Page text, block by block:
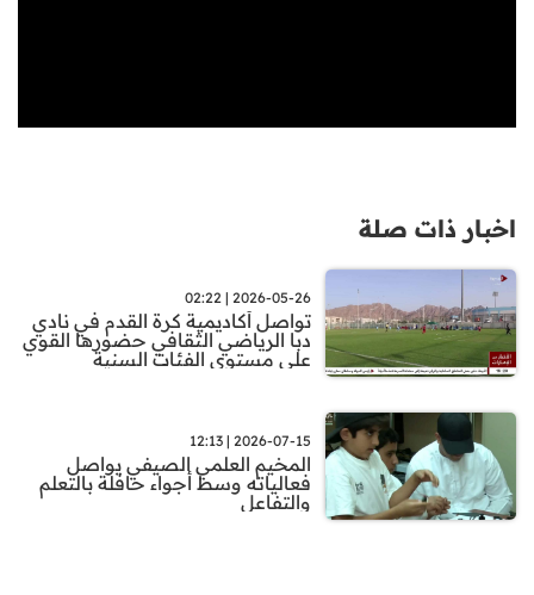
اخبار ذات صلة
2026-05-26 | 02:22
تواصل أكاديمية كرة القدم في نادي
دبا الرياضي الثقافي حضورها القوي
على مستوى الفئات السنية
2026-07-15 | 12:13
المخيم العلمي الصيفي يواصل
فعالياته وسط أجواء حافلة بالتعلم
والتفاعل